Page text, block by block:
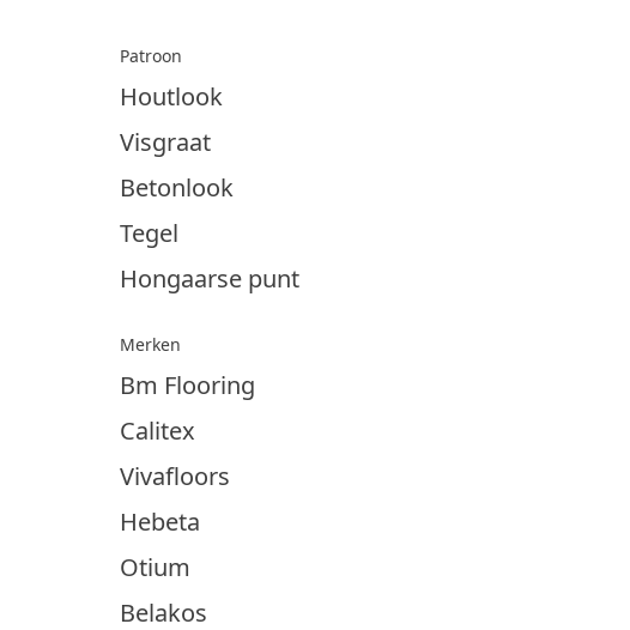
Patroon
Houtlook
Visgraat
Betonlook
Tegel
Hongaarse punt
Merken
Bm Flooring
Calitex
Vivafloors
Hebeta
Otium
Belakos